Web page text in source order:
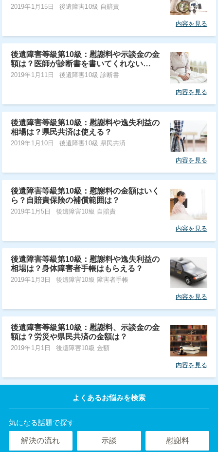
2019年1月15日 後遺障害10級 自賠責
内容を見る
後遺障害等級第10級：慰謝料や示談金の金
額は？医師が診断書を書いてくれない…
2019年1月11日 後遺障害10級 診断書
内容を見る
後遺障害等級第10級：慰謝料や逸失利益の
相場は？県民共済は使える？
2019年1月10日 後遺障害10級 県民共済
内容を見る
後遺障害等級第10級：慰謝料の金額はいく
ら？自賠責保険の補償範囲は？
2019年1月5日 後遺障害10級 自賠責
内容を見る
後遺障害等級第10級：慰謝料や逸失利益の
相場は？身体障害者手帳はもらえる？
2019年1月3日 後遺障害10級 障害者手帳
内容を見る
後遺障害等級第10級：慰謝料、示談金の金
額は？労災や県民共済の金額は？
2019年1月1日 後遺障害10級 金額
内容を見る
よくあるお悩みを検索
気になる話題で探す
解決の流れ 示談 慰謝料